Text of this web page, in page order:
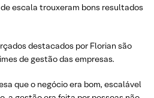
escala trouxeram bons resultados
destacados por Florian são
de gestão das empresas.
que o negócio era bom, escalável